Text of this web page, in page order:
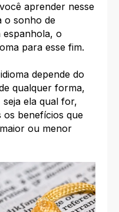
aprender nesse
o sonho de
o
para esse fim.
depende do
qualquer forma,
ela qual for,
benefícios que
ou menor